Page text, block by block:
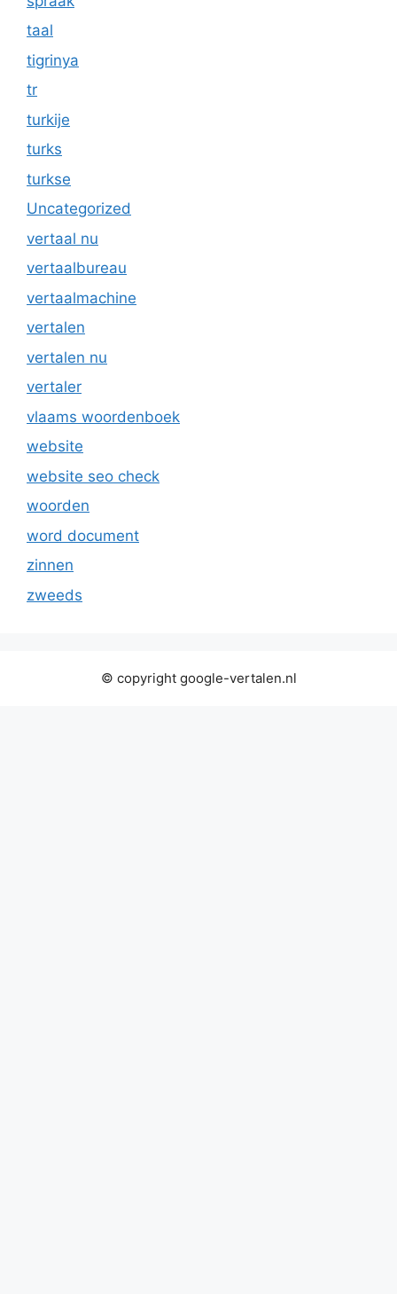
taal
tigrinya
tr
turkije
turks
turkse
Uncategorized
vertaal nu
vertaalbureau
vertaalmachine
vertalen
vertalen nu
vertaler
vlaams woordenboek
website
website seo check
woorden
word document
zinnen
zweeds
© copyright google-vertalen.nl